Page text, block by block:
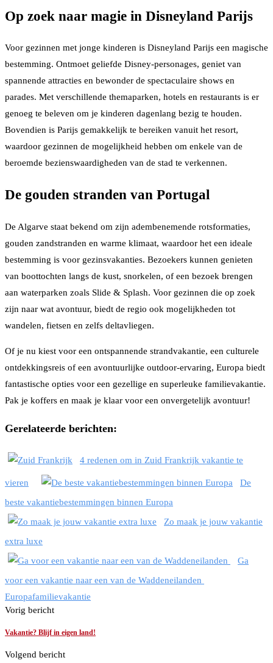
Op zoek naar magie in Disneyland Parijs
Voor gezinnen met jonge kinderen is Disneyland Parijs een magische
bestemming. Ontmoet geliefde Disney-personages, geniet van
spannende attracties en bewonder de spectaculaire shows en
parades. Met verschillende themaparken, hotels en restaurants is er
genoeg te beleven om je kinderen dagenlang bezig te houden.
Bovendien is Parijs gemakkelijk te bereiken vanuit het resort,
waardoor gezinnen de mogelijkheid hebben om enkele van de
beroemde bezienswaardigheden van de stad te verkennen.
De gouden stranden van Portugal
De Algarve staat bekend om zijn adembenemende rotsformaties,
gouden zandstranden en warme klimaat, waardoor het een ideale
bestemming is voor gezinsvakanties. Bezoekers kunnen genieten
van boottochten langs de kust, snorkelen, of een bezoek brengen
aan waterparken zoals Slide & Splash. Voor gezinnen die op zoek
zijn naar wat avontuur, biedt de regio ook mogelijkheden tot
wandelen, fietsen en zelfs deltavliegen.
Of je nu kiest voor een ontspannende strandvakantie, een culturele
ontdekkingsreis of een avontuurlijke outdoor-ervaring, Europa biedt
fantastische opties voor een gezellige en superleuke familievakantie.
Pak je koffers en maak je klaar voor een onvergetelijk avontuur!
Gerelateerde berichten:
4 redenen om in Zuid Frankrijk vakantie te
vieren
De
beste vakantiebestemmingen binnen Europa
Zo maak je jouw vakantie
extra luxe
Ga
voor een vakantie naar een van de Waddeneilanden
Europafamilievakantie
Vorig bericht
Vakantie? Blijf in eigen land!
Volgend bericht